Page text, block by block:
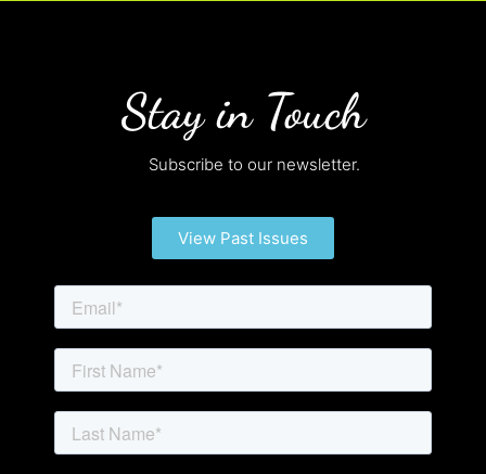
Stay in Touch
Subscribe to our newsletter.
View Past Issues